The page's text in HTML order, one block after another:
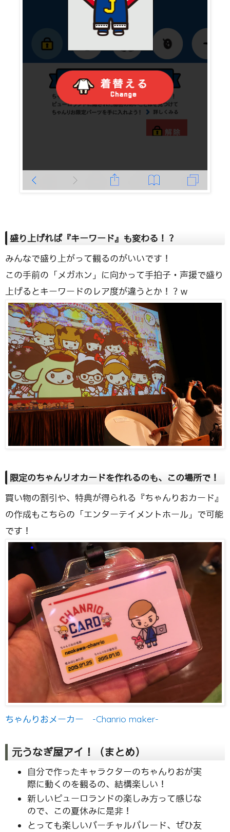
盛り上げれば『キーワード』も変わる！？
みんなで盛り上がって観るのがいいです！
この手前の「メガホン」に向かって手拍子・声援で盛り
上げるとキーワードのレア度が違うとか！？ｗ
限定のちゃんリオカードを作れるのも、この場所で！
買い物の割引や、特典が得られる『ちゃんりおカード』
の作成もこちらの「エンターテイメントホール」で可能
です！
ちゃんりおメーカー -Chanrio maker-
元うなぎ屋アイ！（まとめ）
自分で作ったキャラクターのちゃんりおが実
際に動くのを観るの、結構楽しい！
新しいピューロランドの楽しみ方って感じな
ので、この夏休みに是非！
とっても楽しいバーチャルパレード、ぜひ友